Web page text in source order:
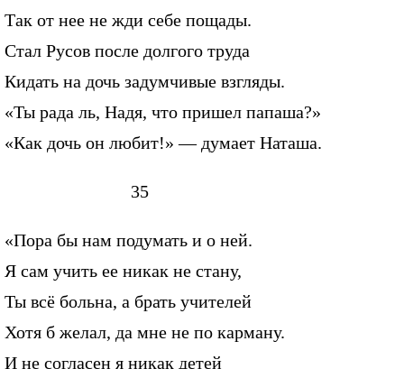
Так от нее не жди себе пощады.
Стал Русов после долгого труда
Кидать на дочь задумчивые взгляды.
«Ты рада ль, Надя, что пришел папаша?»
«Как дочь он любит!» — думает Наташа.
35
«Пора бы нам подумать и о ней.
Я сам учить ее никак не стану,
Ты всё больна, а брать учителей
Хотя б желал, да мне не по карману.
И не согласен я никак детей